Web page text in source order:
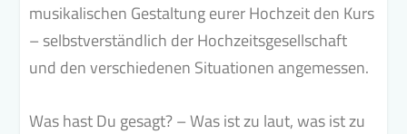
musikalischen Gestaltung eurer Hochzeit den Kurs
– selbstverständlich der Hochzeitsgesellschaft
und den verschiedenen Situationen angemessen.
Was hast Du gesagt? – Was ist zu laut, was ist zu